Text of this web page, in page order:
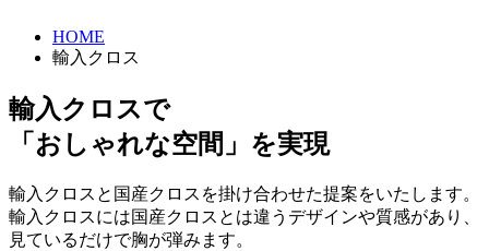
HOME
輸入クロス
輸入クロスで
「おしゃれな空間」を実現
輸入クロスと国産クロスを掛け合わせた提案をいたします。
輸入クロスには国産クロスとは違うデザインや質感があり、
見ているだけで胸が弾みます。